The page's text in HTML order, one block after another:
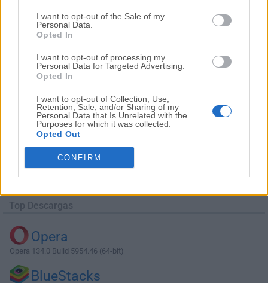
I want to opt-out of the Sale of my
Personal Data.
Opted In
I want to opt-out of processing my
Personal Data for Targeted Advertising.
Opted In
I want to opt-out of Collection, Use,
Retention, Sale, and/or Sharing of my
Personal Data that Is Unrelated with the
Purposes for which it was collected.
Opted Out
CONFIRM
Descargar MongoDB Compass 1.38.0
Top Descargas
Opera
Opera 134.0 Build 5954.46 (64-bit)
BlueStacks